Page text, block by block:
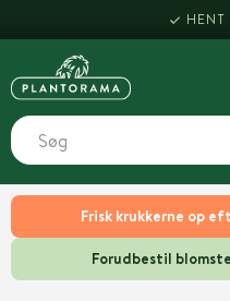
Frisk krukkerne op
Forudbestil
HENT